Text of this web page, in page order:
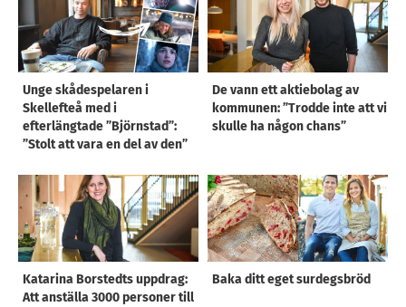
Unge skådespelaren i
Skellefteå med i
efterlängtade ”Björnstad”:
”Stolt att vara en del av den”
De vann ett aktiebolag av
kommunen: ”Trodde inte att vi
skulle ha någon chans”
Katarina Borstedts uppdrag:
Att anställa 3000 personer till
Baka ditt eget surdegsbröd